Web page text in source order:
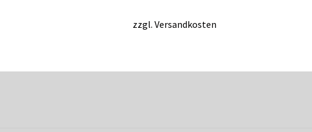
zzgl. Versandkosten